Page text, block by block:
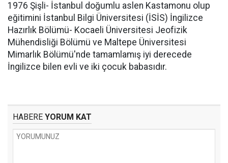
1976 Şişli- İstanbul doğumlu aslen Kastamonu olup
eğitimini İstanbul Bilgi Üniversitesi (İSİS) İngilizce
Hazırlık Bölümü- Kocaeli Üniversitesi Jeofizik
Mühendisliği Bölümü ve Maltepe Üniversitesi
Mimarlık Bölümü'nde tamamlamış iyi derecede
İngilizce bilen evli ve iki çocuk babasıdır.
HABERE YORUM KAT